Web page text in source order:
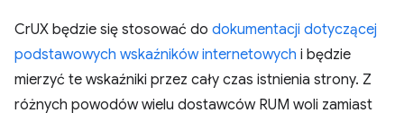
CrUX będzie się stosować do dokumentacji dotyczącej
podstawowych wskaźników internetowych i będzie
mierzyć te wskaźniki przez cały czas istnienia strony. Z
różnych powodów wielu dostawców RUM woli zamiast